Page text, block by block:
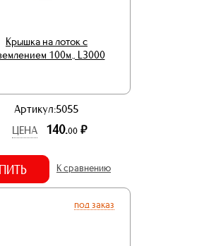
Крышка на лоток с
100м., L3000
Артикул:5055
ЦЕНА
140.00 р.
К сравнению
под заказ